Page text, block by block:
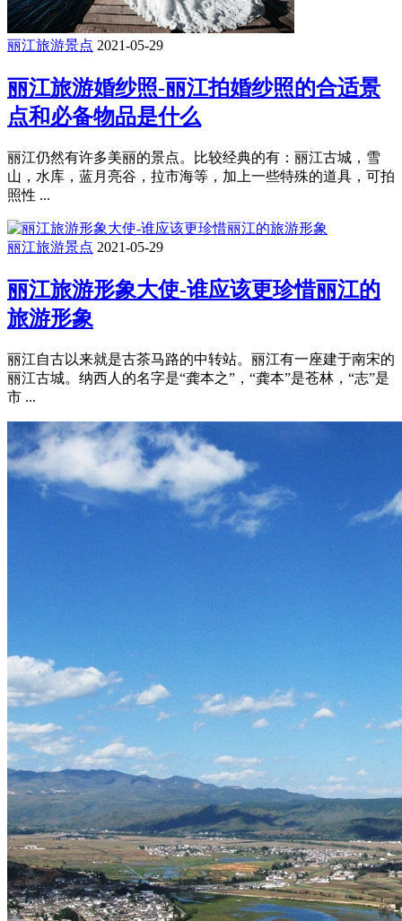
丽江旅游景点 2021-05-29
丽江旅游婚纱照-丽江拍婚纱照的合适景
点和必备物品是什么
丽江仍然有许多美丽的景点。比较经典的有：丽江古城，雪
山，水库，蓝月亮谷，拉市海等，加上一些特殊的道具，可拍
照性 ...
丽江旅游景点 2021-05-29
丽江旅游形象大使-谁应该更珍惜丽江的
旅游形象
丽江自古以来就是古茶马路的中转站。丽江有一座建于南宋的
丽江古城。纳西人的名字是“龚本之”，“龚本”是苍林，“志”是
市 ...